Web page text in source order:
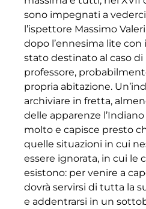
sono impegnati a
l’ispettore Massimo
dopo l’ennesima lite con
stato destinato al caso di
professore,
propria abitazione.
archiviare in fretta,
delle apparenze
molto e capisce presto
quelle situazioni in cui
essere ignorata, in cui le
esistono: per venire a
dovrà servirsi di tutta la
e addentrarsi in un